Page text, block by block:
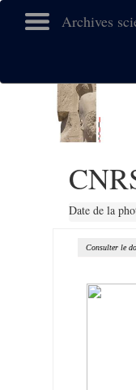
Archives
Date de la
Consulter le